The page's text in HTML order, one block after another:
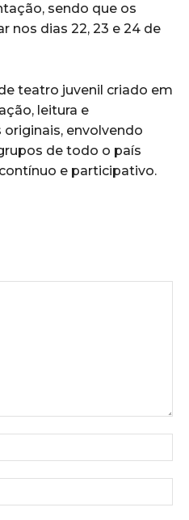
sendo que os
nos dias 22, 23 e 24 de
teatro juvenil criado em
leitura e
envolvendo
de todo o país
e participativo.